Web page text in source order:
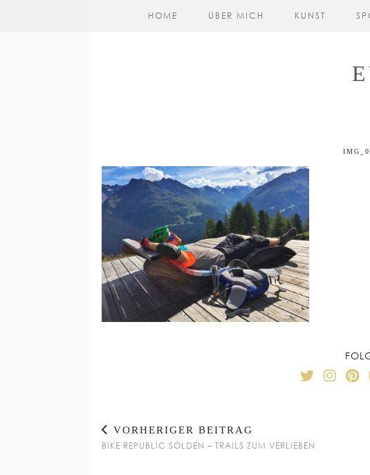
HOME ÜBER MICH KUNST
VORHERIGER BEITRAG
BIKE REPUBLIC SÖLDEN – TRAILS ZUM VERLIEBEN